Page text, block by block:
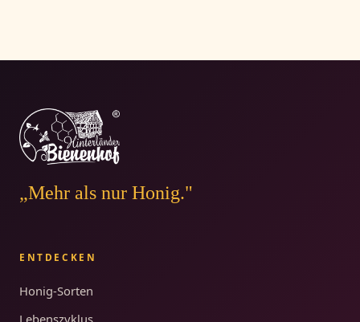
„Mehr als nur Honig."
ENTDECKEN
Honig-Sorten
Lebenszyklus